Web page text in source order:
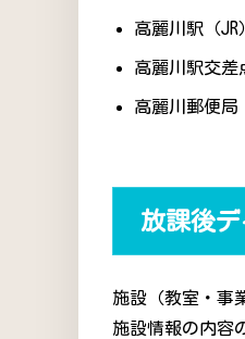
高麗川駅（JR
高麗川駅交差
高麗川郵便局
放課後
施設（教室・事
施設情報の内容